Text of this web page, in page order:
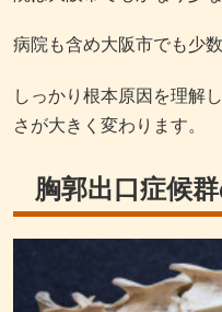
病院も含め大阪市でも少
しっかり根本原因を理解
さが大きく変わります。
胸郭出口症候